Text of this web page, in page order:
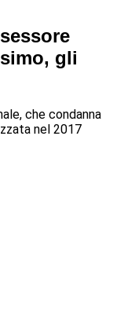
gli
che condanna
nel 2017